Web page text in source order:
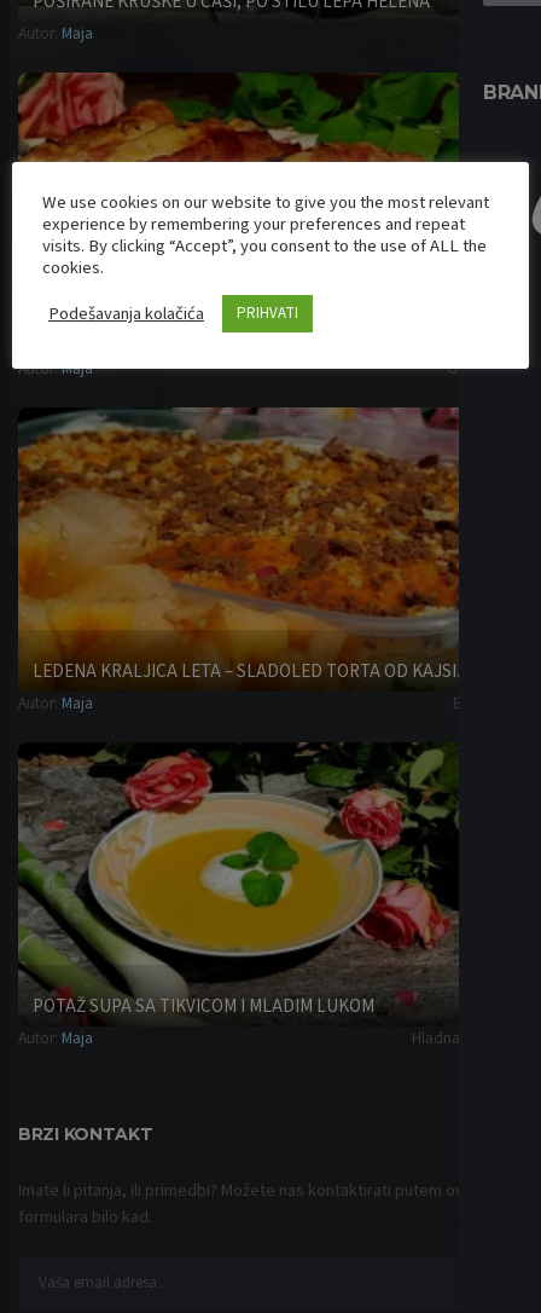
Autor: Maja
Autor:Maja Glavna jela
LEDENA KRALJICA LETA – SLADOLED TORTA OD KAJSIJA
Autor: Maja Brze torte
POTAŽ SUPA SA TIKVICOM I MLADIM LUKOM
Autor: Maja Hladna predjela
BRZI KONTAKT
Imate li pitanja, ili primedbi? Možete nas kontaktirati putem ovog
formulara bilo kad.
We use cookies on our website to give you the most relevant
experience by remembering your preferences and repeat
visits. By clicking “Accept”, you consent to the use of ALL the
cookies.
Podešavanja kolačića
PRIHVATI